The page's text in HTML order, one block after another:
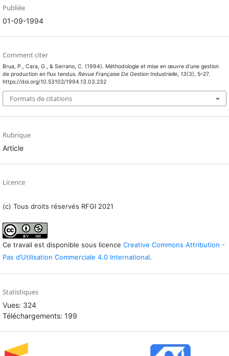
Publiée
01-09-1994
Comment citer
Brua, P., Cara, G., & Serrano, C. (1994). Méthodologie et mise en œuvre d’une gestion
de production en flux tendus. Revue Française De Gestion Industrielle, 13(3), 5–27.
https://doi.org/10.53102/1994.13.03.232
Formats de citations
Rubrique
Article
Licence
(c) Tous droits réservés RFGI 2021
Ce travail est disponible sous licence Creative Commons Attribution -
Pas d’Utilisation Commerciale 4.0 International.
Statistiques
Vues: 324
Téléchargements: 199